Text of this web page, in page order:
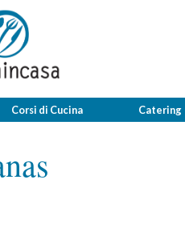
Corsi di Cucina Catering